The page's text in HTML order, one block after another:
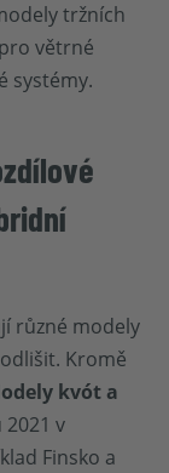
tržních
větrné
systémy.
různé modely
Kromě
kvót a
2021 v
Finsko a